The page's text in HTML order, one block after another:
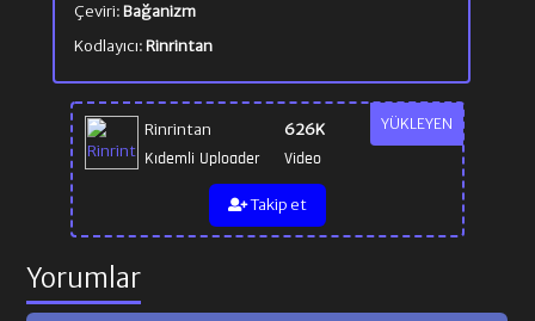
YÜKLEYEN
Rinrintan
Kıdemli Uploader
626K
Video
Takip et
Çeviri:Bağanizm
Kodlayıcı:Rinrintan
Yorumlar